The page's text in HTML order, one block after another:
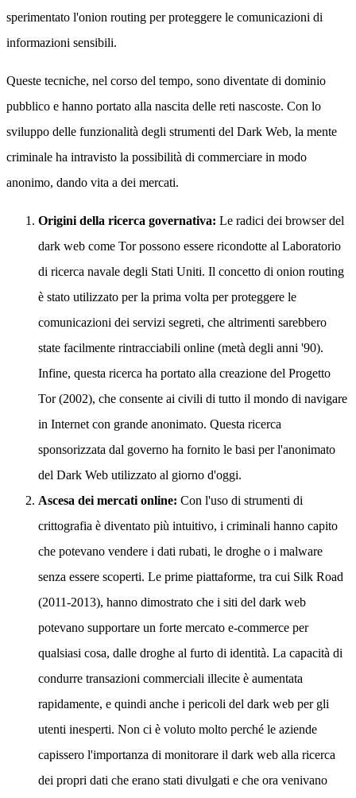
sperimentato l'onion routing per proteggere le comunicazioni di
informazioni sensibili.
Queste tecniche, nel corso del tempo, sono diventate di dominio
pubblico e hanno portato alla nascita delle reti nascoste. Con lo
sviluppo delle funzionalità degli strumenti del Dark Web, la mente
criminale ha intravisto la possibilità di commerciare in modo
anonimo, dando vita a dei mercati.
Origini della ricerca governativa: Le radici dei browser del
dark web come Tor possono essere ricondotte al Laboratorio
di ricerca navale degli Stati Uniti. Il concetto di onion routing
è stato utilizzato per la prima volta per proteggere le
comunicazioni dei servizi segreti, che altrimenti sarebbero
state facilmente rintracciabili online (metà degli anni '90).
Infine, questa ricerca ha portato alla creazione del Progetto
Tor (2002), che consente ai civili di tutto il mondo di navigare
in Internet con grande anonimato. Questa ricerca
sponsorizzata dal governo ha fornito le basi per l'anonimato
del Dark Web utilizzato al giorno d'oggi.
Ascesa dei mercati online: Con l'uso di strumenti di
crittografia è diventato più intuitivo, i criminali hanno capito
che potevano vendere i dati rubati, le droghe o i malware
senza essere scoperti. Le prime piattaforme, tra cui Silk Road
(2011-2013), hanno dimostrato che i siti del dark web
potevano supportare un forte mercato e-commerce per
qualsiasi cosa, dalle droghe al furto di identità. La capacità di
condurre transazioni commerciali illecite è aumentata
rapidamente, e quindi anche i pericoli del dark web per gli
utenti inesperti. Non ci è voluto molto perché le aziende
capissero l'importanza di monitorare il dark web alla ricerca
dei propri dati che erano stati divulgati e che ora venivano